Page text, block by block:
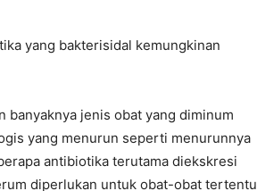
yang bakterisidal kemungkinan
banyaknya jenis obat yang diminum
yang menurun seperti menurunnya
antibiotika terutama diekskresi
diperlukan untuk obat-obat tertentu